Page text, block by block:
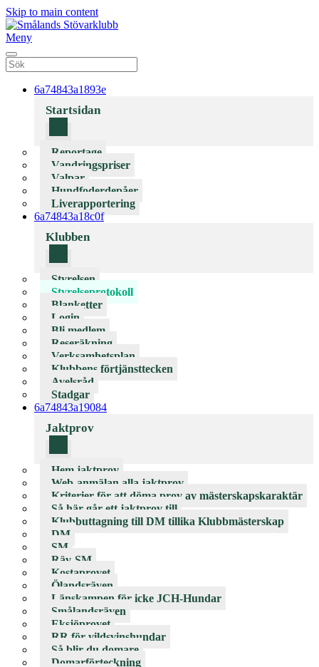
Skip to main content
Meny
6a74843a1893e
Startsidan
Reportage
Vandringspriser
Valpar
Hundfoderdepåer
Liverapportering
6a74843a18c0f
Klubben
Styrelsen
Styrelseprotokoll
Blanketter
Login
Bli medlem
Reseräkning
Verksamhetsplan
Klubbens förtjänsttecken
Avelsråd
Stadgar
6a74843a19084
Jaktprov
Hem jaktprov
Web-anmälan alla jaktprov
Kriterier för att döma prov av mästerskapskaraktär
Så här går ett jaktprov till
Klubbuttagning till DM tillika Klubbmästerskap
DM
SM
Räv-SM
Kostaprovet
Ölandsräven
Länskampen för icke JCH-Hundar
Smålandsräven
Eksjöprovet
RR för vildsvinshundar
Så blir du domare
Domarförteckning